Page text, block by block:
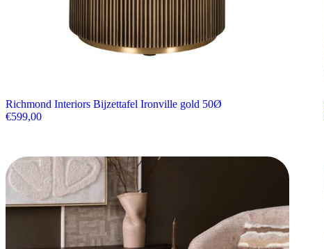
Richmond Interiors Bijzettafel Ironville gold 50Ø
€599,00